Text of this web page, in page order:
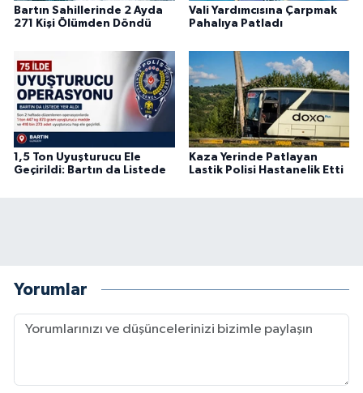
Bartın Sahillerinde 2 Ayda
271 Kişi Ölümden Döndü
Vali Yardımcısına Çarpmak
Pahalıya Patladı
1,5 Ton Uyuşturucu Ele
Geçirildi: Bartın da Listede
Kaza Yerinde Patlayan
Lastik Polisi Hastanelik Etti
Yorumlar